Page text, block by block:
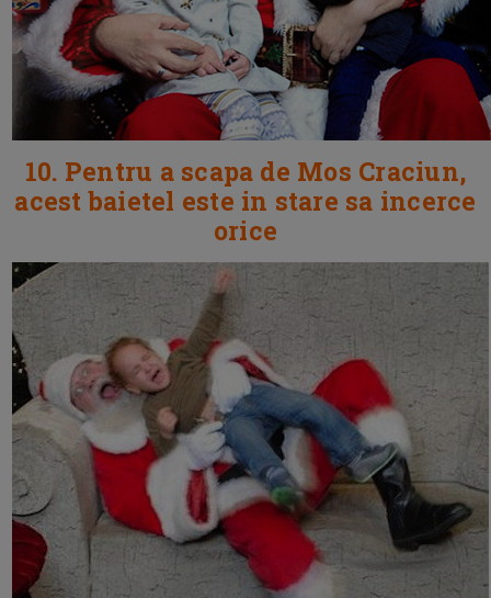
10. Pentru a scapa de Mos Craciun,
acest baietel este in stare sa incerce
orice